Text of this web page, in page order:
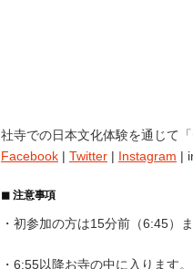
社寺での日本文化体験を通じて「
Facebook | Twitter | Instagram |
◼︎ 注意事項
・初参加の方は15分前（6:45）
・6:55以降お寺の中に入ります